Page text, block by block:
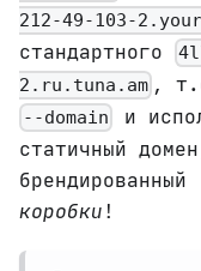
212-49-103-
стандартного
2.ru.tuna.am ,
--domain
и
статичный
коробки !